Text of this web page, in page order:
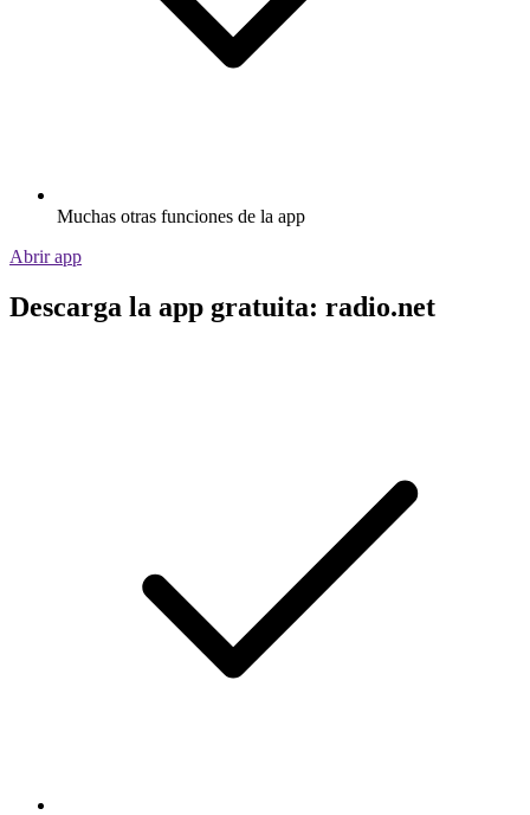
Muchas otras funciones de la app
Abrir app
Descarga la app gratuita: radio.net